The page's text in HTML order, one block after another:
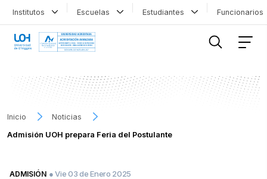
Institutos Escuelas Estudiantes
Inicio
Noticias
Admisión UOH prepara Feria del Postulante
ADMISIÓN ● Vie 03 de Enero 2025